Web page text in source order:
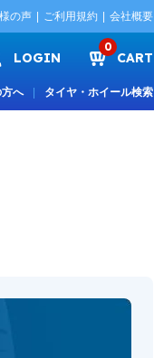
の声 ご利用規約 会社概要
LOGIN
0
CART
へ タイヤ・ホイール検索